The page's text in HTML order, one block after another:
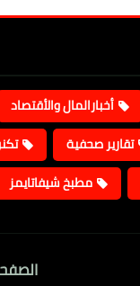
أخبارالمال والأقتصاد
تقارير صحفية
مطبخ شيفاتايمز